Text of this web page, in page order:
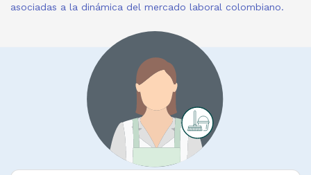
asociadas a la dinámica del mercado laboral colombiano.